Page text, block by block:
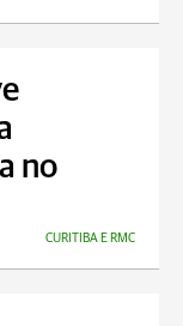
no
CURITIBA E RMC